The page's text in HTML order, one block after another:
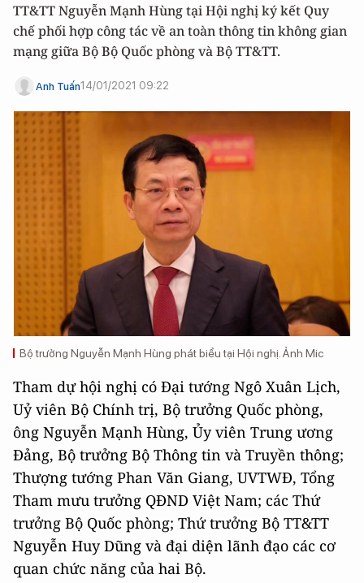
TT&TT Nguyễn Mạnh Hùng tại Hội nghị ký kết Quy
chế phối hợp công tác về an toàn thông tin không gian
mạng giữa Bộ Bộ Quốc phòng và Bộ TT&TT.
Anh Tuấn14/01/2021 09:22
Bộ trưởng Nguyễn Mạnh Hùng phát biểu tại Hội nghị. Ảnh Mic
Tham dự hội nghị có Đại tướng Ngô Xuân Lịch,
Uỷ viên Bộ Chính trị, Bộ trưởng Quốc phòng,
ông Nguyễn Mạnh Hùng, Ủy viên Trung ương
Đảng, Bộ trưởng Bộ Thông tin và Truyền thông;
Thượng tướng Phan Văn Giang, UVTWĐ, Tổng
Tham mưu trưởng QĐND Việt Nam; các Thứ
trưởng Bộ Quốc phòng; Thứ trưởng Bộ TT&TT
Nguyễn Huy Dũng và đại diện lãnh đạo các cơ
quan chức năng của hai Bộ.